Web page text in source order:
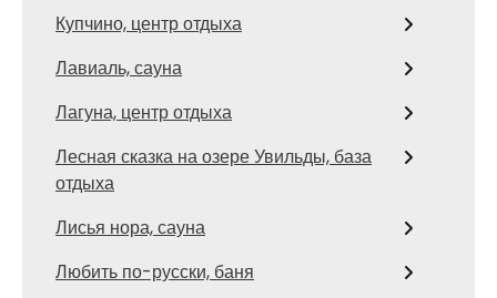
Купчино, центр отдыха
Лавиаль, сауна
Лагуна, центр отдыха
Лесная сказка на озере Увильды, база
отдыха
Лисья нора, сауна
Любить по-русски, баня